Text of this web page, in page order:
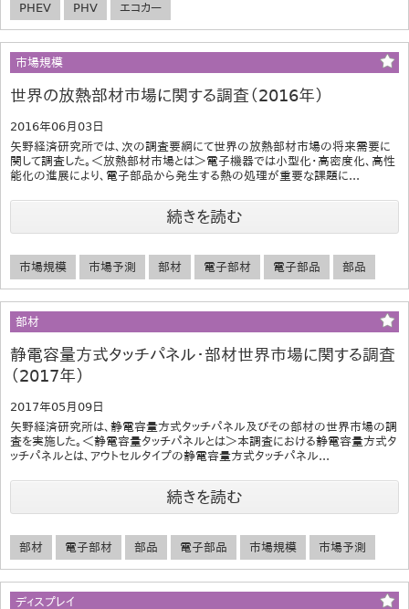
PHEV PHV エコカー
市場規模
世界の放熱部材市場に関する調査（2016年）
2016年06月03日
矢野経済研究所では、次の調査要綱にて世界の放熱部材市場の将来需要に
関して調査した。＜放熱部材市場とは＞電子機器では小型化・高密度化、高性
能化の進展により、電子部品から発生する熱の処理が重要な課題に...
続きを読む
市場規模 市場予測 部材 電子部材 電子部品 部品
部材
静電容量方式タッチパネル・部材世界市場に関する調査
（2017年）
2017年05月09日
矢野経済研究所は、静電容量方式タッチパネル及びその部材の世界市場の調
査を実施した。＜静電容量タッチパネルとは＞本調査における静電容量方式タ
ッチパネルとは、アウトセルタイプの静電容量方式タッチパネル...
続きを読む
部材 電子部材 部品 電子部品 市場規模 市場予測
ディスプレイ